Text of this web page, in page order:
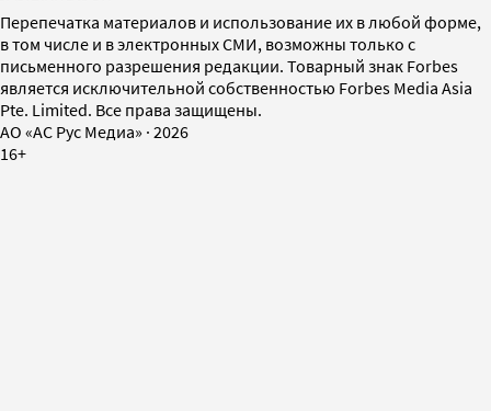
Перепечатка материалов и использование их в любой форме,
в том числе и в электронных СМИ, возможны только с
письменного разрешения редакции. Товарный знак Forbes
является исключительной собственностью Forbes Media Asia
Pte. Limited. Все права защищены.
AO «АС Рус Медиа» · 2026
16+